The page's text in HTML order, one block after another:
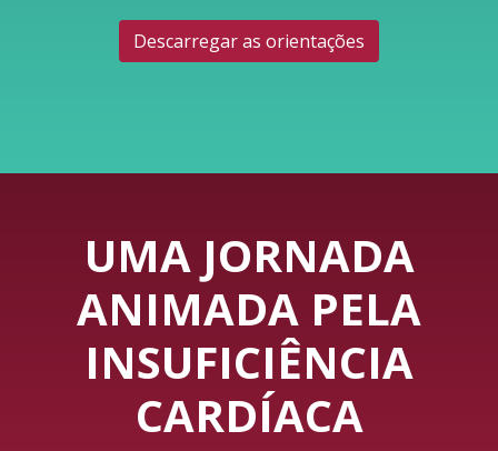
Descarregar as orientações
UMA JORNADA
ANIMADA PELA
INSUFICIÊNCIA
CARDÍACA